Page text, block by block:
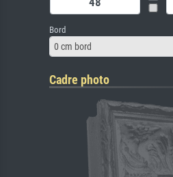
Bord
0 cm bord
Cadre photo